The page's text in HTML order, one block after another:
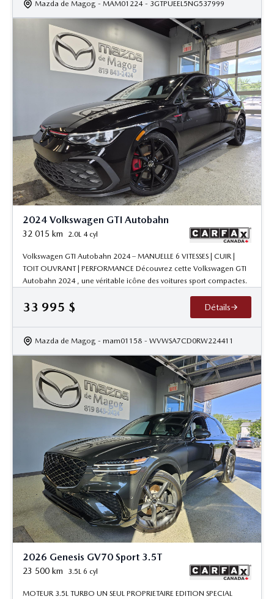
Mazda de Magog - MAM01224 - 3GTPUEEL5NG537999
2024 Volkswagen GTI Autobahn
32 015 km 2.0L 4 cyl
Volkswagen GTI Autobahn 2024 – MANUELLE 6 VITESSES | CUIR |
TOIT OUVRANT | PERFORMANCE Découvrez cette Volkswagen GTI
Autobahn 2024 , une véritable icône des voitures sport compactes.
33 995 $ Détails
Mazda de Magog - mam01158 - WVWSA7CD0RW224411
2026 Genesis GV70 Sport 3.5T
23 500 km 3.5L 6 cyl
MOTEUR 3.5L TURBO UN SEUL PROPRIETAIRE EDITION SPECIAL